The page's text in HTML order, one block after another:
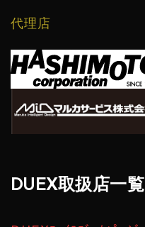
代理店
DUEX取扱店一覧